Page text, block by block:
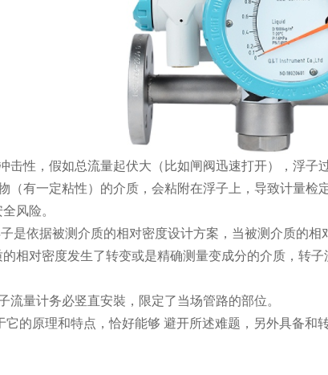
击性，假如总流量起伏大（比如闸阀迅速打开），浮
（有一定粘性）的介质，会粘附在浮子上，导致计量
风险。
是依据被测介质的相对密度设计方案，当被测介质的
相对密度发生了转变或是精确测量变成分的介质，转
流量计务必竖直安裝，限定了当场管路的部位。
它的原理和特点，恰好能够 避开所述难题，另外具备和